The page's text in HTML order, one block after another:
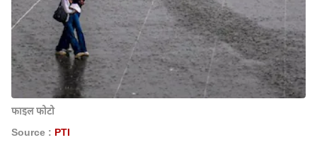
फाइल फोटो
Source : PTI